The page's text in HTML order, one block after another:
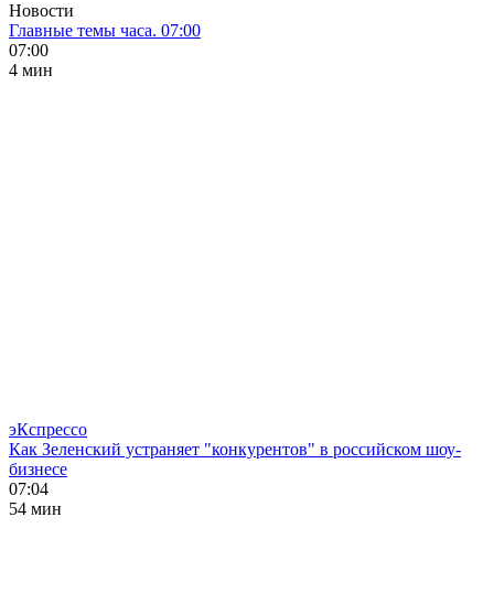
Новости
Главные темы часа. 07:00
07:00
4 мин
эКспрессо
Как Зеленский устраняет "конкурентов" в российском шоу-
бизнесе
07:04
54 мин